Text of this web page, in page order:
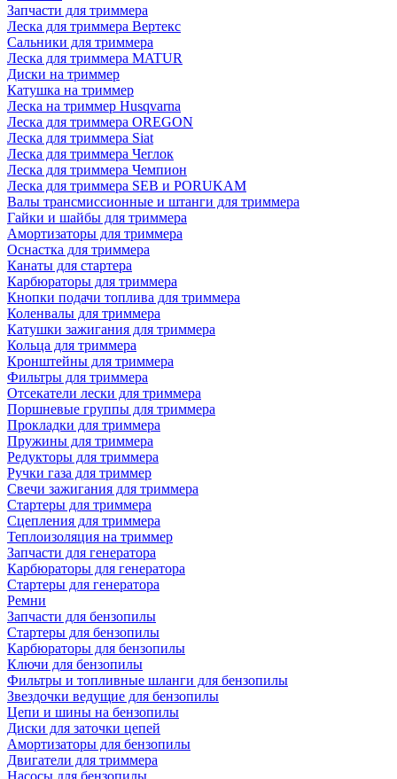
Запчасти для триммера
Леска для триммера Вертекс
Сальники для триммера
Леска для триммера MATUR
Диски на триммер
Катушка на триммер
Леска на триммер Husqvarna
Леска для триммера OREGON
Леска для триммера Siat
Леска для триммера Чеглок
Леска для триммера Чемпион
Леска для триммера SEB и PORUKAM
Валы трансмиссионные и штанги для триммера
Гайки и шайбы для триммера
Амортизаторы для триммера
Оснастка для триммера
Канаты для стартера
Карбюраторы для триммера
Кнопки подачи топлива для триммера
Коленвалы для триммера
Катушки зажигания для триммера
Кольца для триммера
Кронштейны для триммера
Фильтры для триммера
Отсекатели лески для триммера
Поршневые группы для триммера
Прокладки для триммера
Пружины для триммера
Редукторы для триммера
Ручки газа для триммер
Свечи зажигания для триммера
Стартеры для триммера
Сцепления для триммера
Теплоизоляция на триммер
Запчасти для генератора
Карбюраторы для генератора
Стартеры для генератора
Ремни
Запчасти для бензопилы
Стартеры для бензопилы
Карбюраторы для бензопилы
Ключи для бензопилы
Фильтры и топливные шланги для бензопилы
Звездочки ведущие для бензопилы
Цепи и шины на бензопилы
Диски для заточки цепей
Амортизаторы для бензопилы
Двигатели для триммера
Насосы для бензопилы